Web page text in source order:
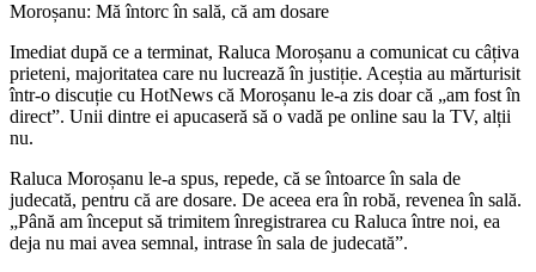
Moroșanu: Mă întorc în sală, că am dosare
Imediat după ce a terminat, Raluca Moroșanu a comunicat cu câțiva
prieteni, majoritatea care nu lucrează în justiție. Aceștia au mărturisit
într-o discuție cu HotNews că Moroșanu le-a zis doar că „am fost în
direct”. Unii dintre ei apucaseră să o vadă pe online sau la TV, alții
nu.
Raluca Moroșanu le-a spus, repede, că se întoarce în sala de
judecată, pentru că are dosare. De aceea era în robă, revenea în sală.
„Până am început să trimitem înregistrarea cu Raluca între noi, ea
deja nu mai avea semnal, intrase în sala de judecată”.